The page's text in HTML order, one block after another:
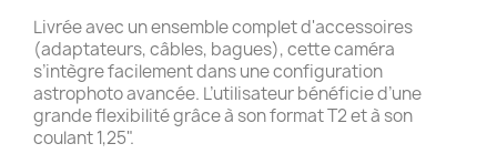
Livrée avec un ensemble complet d'accessoires
(adaptateurs, câbles, bagues), cette caméra
s’intègre facilement dans une configuration
astrophoto avancée. L’utilisateur bénéficie d’une
grande flexibilité grâce à son format T2 et à son
coulant 1,25".